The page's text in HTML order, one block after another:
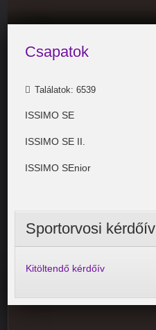
Csapatok
Találatok: 6539
ISSIMO SE
ISSIMO SE II.
ISSIMO SEnior
Sportorvosi kérdőív
Kitöltendő kérdőív